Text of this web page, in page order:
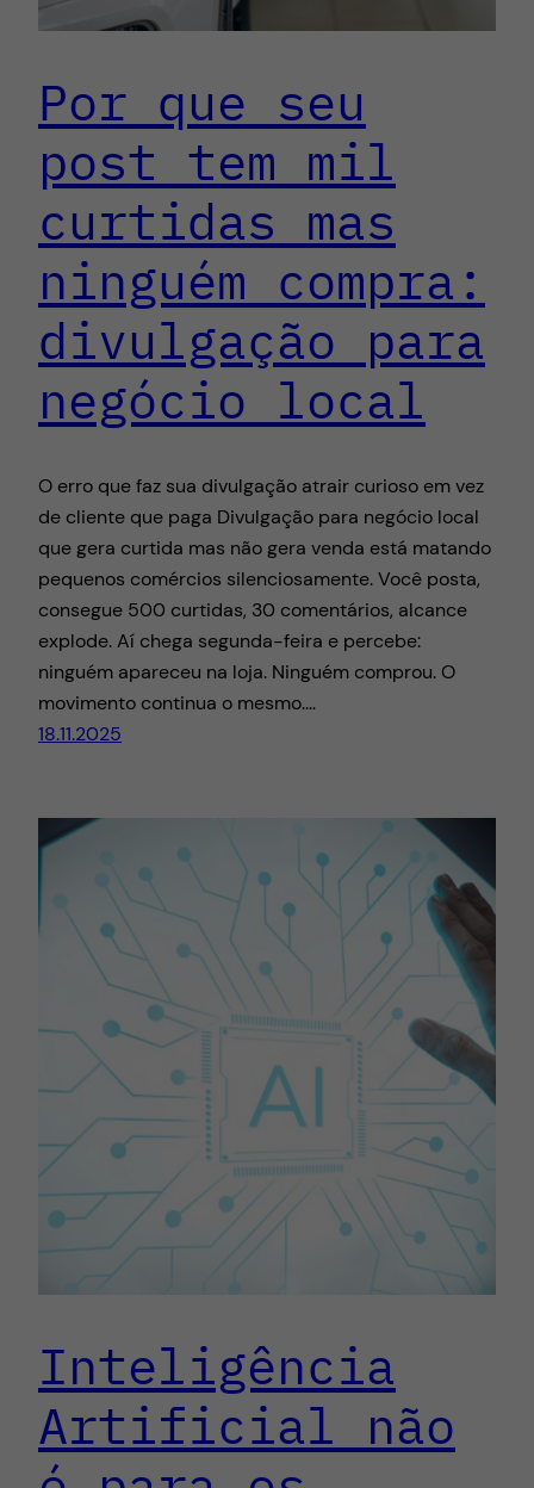
Por que seu
post tem mil
curtidas mas
ninguém compra:
divulgação para
negócio local
O erro que faz sua divulgação atrair curioso em vez
de cliente que paga Divulgação para negócio local
que gera curtida mas não gera venda está matando
pequenos comércios silenciosamente. Você posta,
consegue 500 curtidas, 30 comentários, alcance
explode. Aí chega segunda-feira e percebe:
ninguém apareceu na loja. Ninguém comprou. O
movimento continua o mesmo.…
18.11.2025
Inteligência
Artificial não